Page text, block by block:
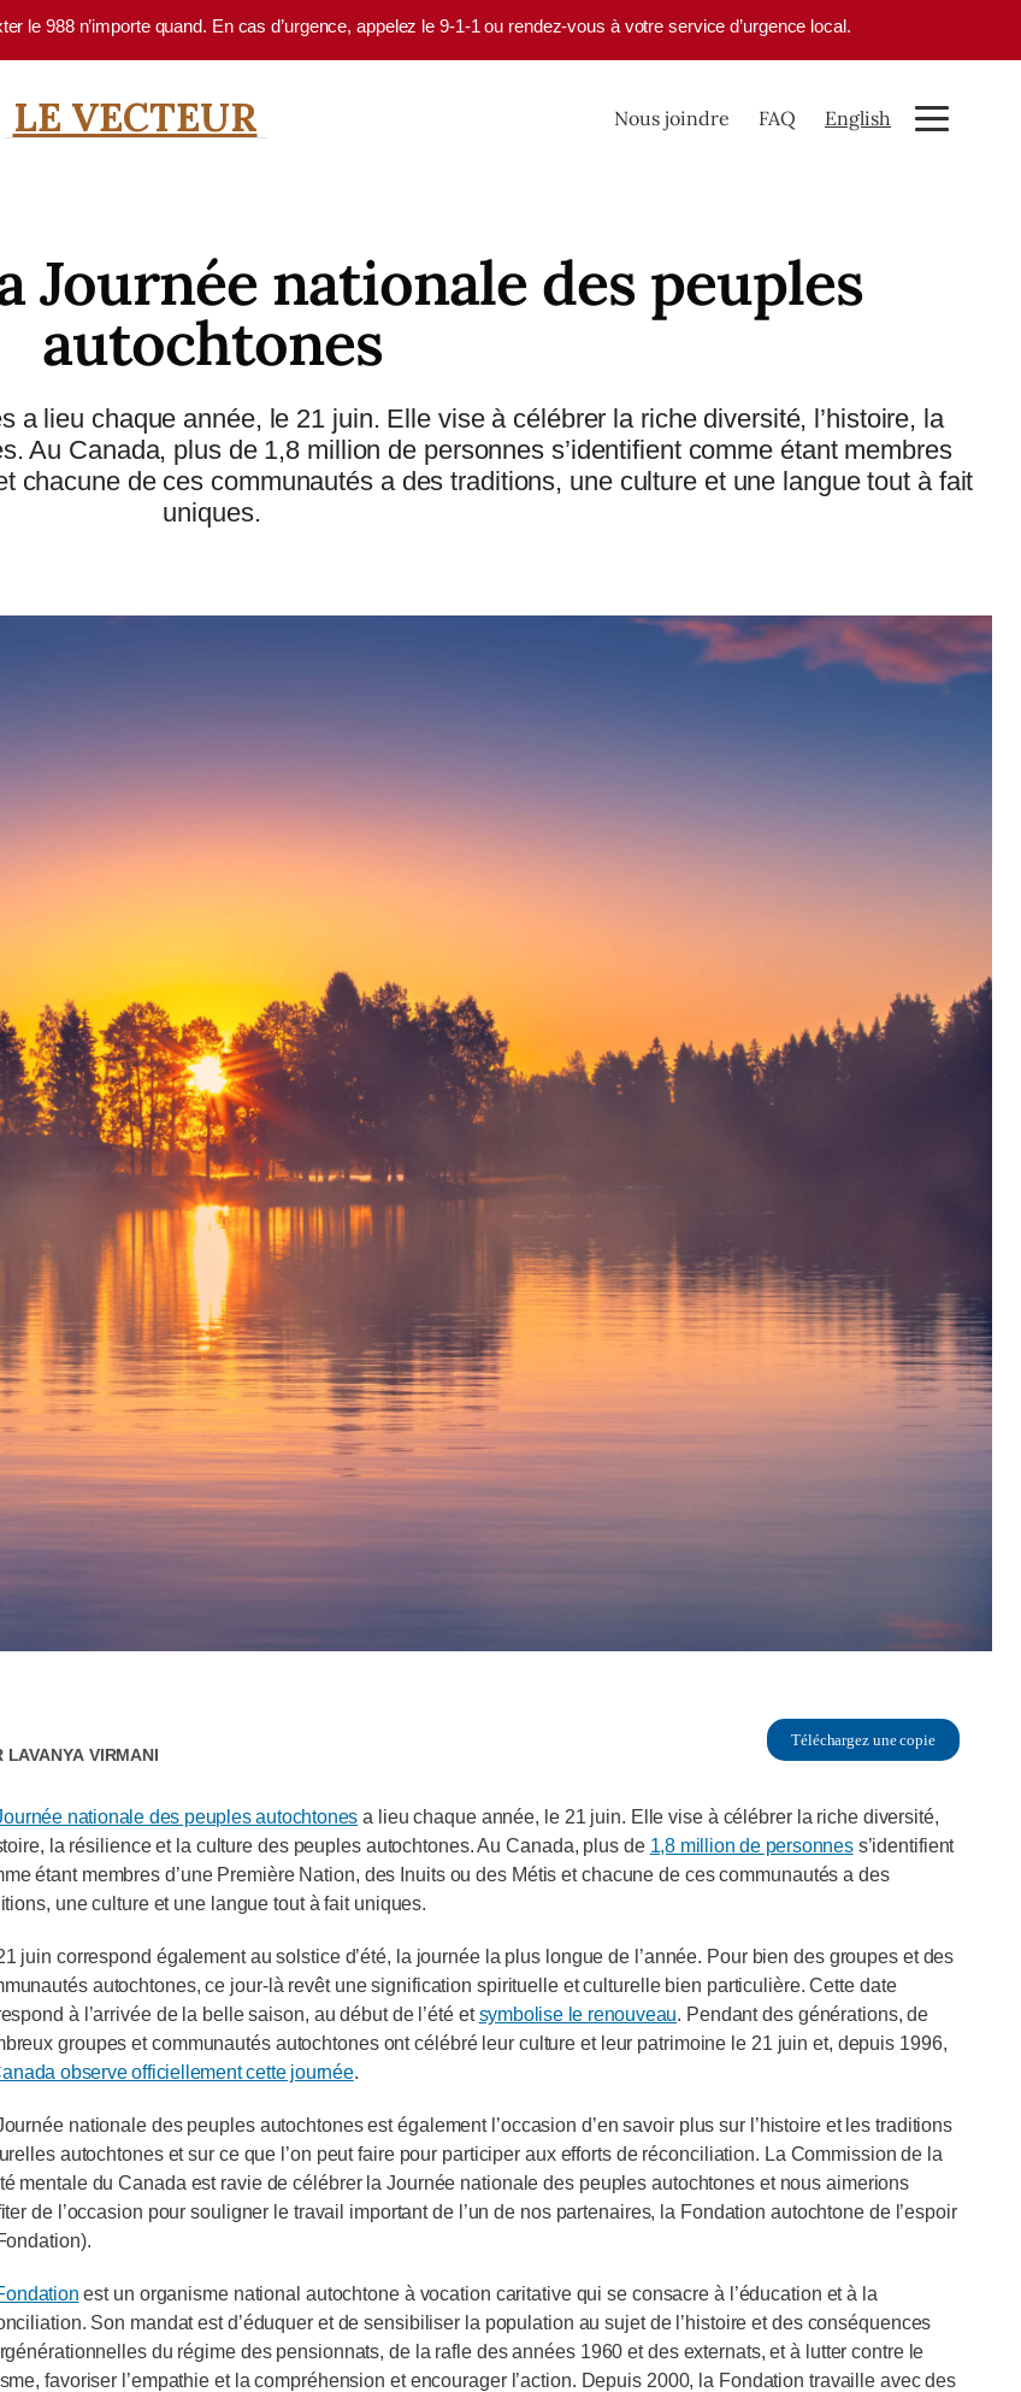
le 988 n’importe quand. En cas d’urgence, appelez le 9-1-1 ou rendez-vous à votre service d’urgence local.
LE VECTEUR Nous joindre FAQ English
Journée nationale des peuples
autochtones
a lieu chaque année, le 21 juin. Elle vise à célébrer la riche diversité, l’histoire, la
Au Canada, plus de 1,8 million de personnes s’identifient comme étant membres
chacune de ces communautés a des traditions, une culture et une langue tout à fait
uniques.
Lavanya Virmani Téléchargez une copie
nationale des peuples autochtones a lieu chaque année, le 21 juin. Elle vise à célébrer la riche diversité,
la résilience et la culture des peuples autochtones. Au Canada, plus de 1,8 million de personness’identifient
étant membres d’une Première Nation, des Inuits ou des Métis et chacune de ces communautés a des
une culture et une langue tout à fait uniques.
juin correspond également au solstice d’été, la journée la plus longue de l’année. Pour bien des groupes et des
autochtones, ce jour-là revêt une signification spirituelle et culturelle bien particulière. Cette date
à l’arrivée de la belle saison, au début de l’été etsymbolise le renouveau. Pendant des générations, de
groupes et communautés autochtones ont célébré leur culture et leur patrimoine le 21 juin et, depuis 1996,
observe officiellement cette journée.
nationale des peuples autochtones est également l’occasion d’en savoir plus sur l’histoire et les traditions
autochtones et sur ce que l’on peut faire pour participer aux efforts de réconciliation. La Commission de la
mentale du Canada est ravie de célébrer la Journée nationale des peuples autochtones et nous aimerions
de l’occasion pour souligner le travail important de l’un de nos partenaires, la Fondation autochtone de l’espoir
est un organisme national autochtone à vocation caritative qui se consacre à l’éducation et à la
Son mandat est d’éduquer et de sensibiliser la population au sujet de l’histoire et des conséquences
du régime des pensionnats, de la rafle des années 1960 et des externats, et à lutter contre le
favoriser l’empathie et la compréhension et encourager l’action. Depuis 2000, la Fondation travaille avec des